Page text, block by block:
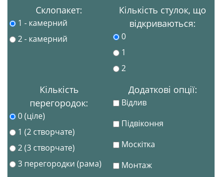
Склопакет:
1 - камерний
2 - камерний
Кількість стулок, що
відкриваються:
0
1
2
Кількість
перегородок:
0 (ціле)
1 (2 створчате)
2 (3 створчате)
3 перегородки (рама)
Додаткові опції:
Відлив
Підвіконня
Москітка
Монтаж